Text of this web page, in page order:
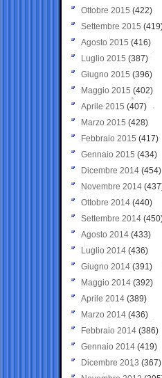
Ottobre 2015 (422)
Settembre 2015
Agosto 2015 (416)
Luglio 2015 (387)
Giugno 2015 (396)
Maggio 2015 (402)
Aprile 2015 (407)
Marzo 2015 (428)
Febbraio 2015 (417)
Gennaio 2015 (434)
Dicembre 2014 (454)
Novembre 2014
Ottobre 2014 (440)
Settembre 2014
Agosto 2014 (433)
Luglio 2014 (436)
Giugno 2014 (391)
Maggio 2014 (392)
Aprile 2014 (389)
Marzo 2014 (436)
Febbraio 2014 (386)
Gennaio 2014 (419)
Dicembre 2013 (367)